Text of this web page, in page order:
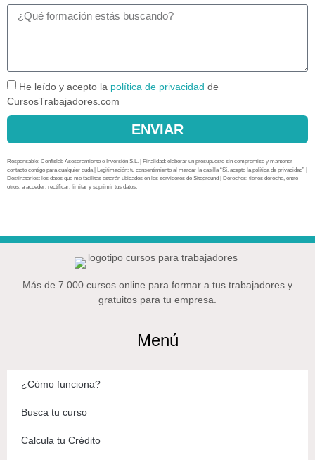
He leído y acepto la política de privacidad de
CursosTrabajadores.com
ENVIAR
Responsable: Confislab Asesoramiento e Inversión S.L. | Finalidad: elaborar un presupuesto sin compromiso y mantener
contacto contigo para cualquier duda | Legitimación: tu consentimiento al marcar la casilla “Sí, acepto la política de privacidad” |
Destinatarios: los datos que me facilitas estarán ubicados en los servidores de Siteground | Derechos: tienes derecho, entre
otros, a acceder, rectificar, limitar y suprimir tus datos.
Más de 7.000 cursos online para formar a tus trabajadores y
gratuitos para tu empresa.
Menú
¿Cómo funciona?
Busca tu curso
Calcula tu Crédito